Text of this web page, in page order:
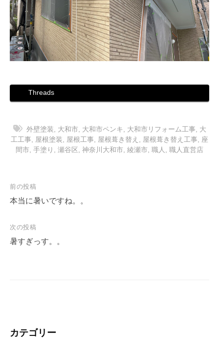
Threads
外壁塗装, 大和市, 大和市ペンキ, 大和市リフォーム工事, 大
工工事, 屋根塗装, 屋根工事, 屋根葺き替え , 屋根葺き替え工事, 座
間市, 手塗り , 瀬谷区, 神奈川大和市, 綾瀬市, 職人, 職人直営店
投
稿
ビ
ゲ
前の投稿
本当に暑いですね。。
次の投稿
暑すぎっす。。
カテゴリー